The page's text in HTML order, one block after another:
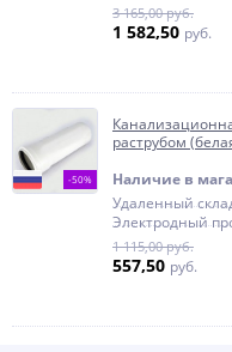
3 165,00 руб.
1 582,50 руб.
-50%
раструбом
Наличие в
Удаленный
Электродный
1 115,00 руб.
557,50 руб.